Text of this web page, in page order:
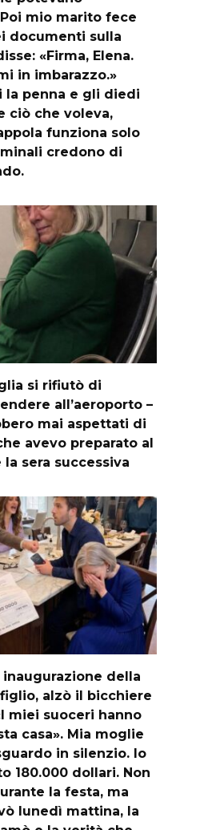
mio marito fece
documenti sulla
«Firma, Elena.
in imbarazzo.»
la penna e gli diedi
ciò che voleva,
funziona solo
credono di
si rifiutò di
all’aeroporto –
mai aspettati di
avevo preparato al
sera successiva
della
alzò il bicchiere
miei suoceri hanno
casa». Mia moglie
in silenzio. Io
180.000 dollari. Non
la festa, ma
lunedì mattina, la